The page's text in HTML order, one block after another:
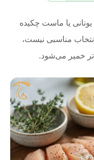
یا ماست چکیده
مناسبی نیست،
خمیر می‌شود.